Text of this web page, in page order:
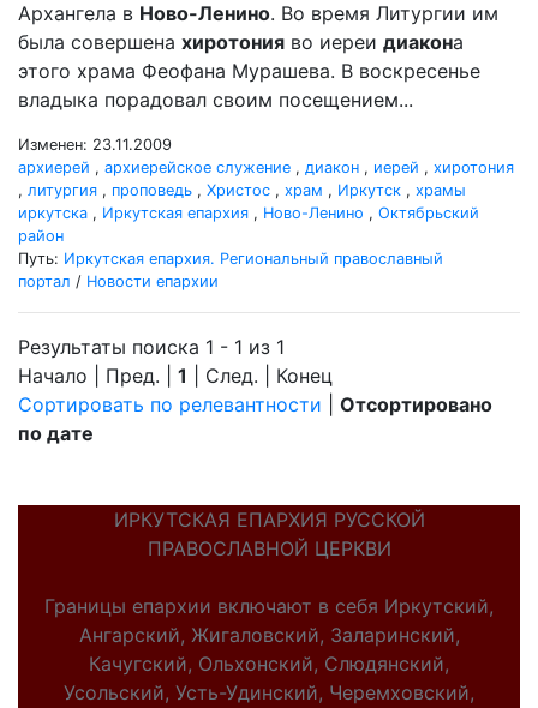
Архангела в Ново-Ленино. Во время Литургии им
была совершена хиротония во иереи диакона
этого храма Феофана Мурашева. В воскресенье
владыка порадовал своим посещением...
Изменен: 23.11.2009
архиерей , архиерейское служение , диакон , иерей , хиротония
, литургия , проповедь , Христос , храм , Иркутск , храмы
иркутска , Иркутская епархия , Ново-Ленино , Октябрьский
район
Путь: Иркутская епархия. Региональный православный
портал / Новости епархии
Результаты поиска 1 - 1 из 1
Начало | Пред. | 1 | След. | Конец
Сортировать по релевантности
Отсортировано
по дате
ИРКУТСКАЯ ЕПАРХИЯ РУССКОЙ
ПРАВОСЛАВНОЙ ЦЕРКВИ
Границы епархии включают в себя Иркутский,
Ангарский, Жигаловский, Заларинский,
Качугский, Ольхонский, Слюдянский,
Усольский, Усть-Удинский, Черемховский,